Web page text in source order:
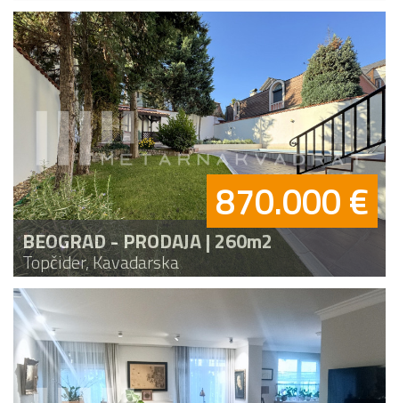
BEOGRAD - PRODAJA | 260m2
Topčider, Kavadarska
870.000 €